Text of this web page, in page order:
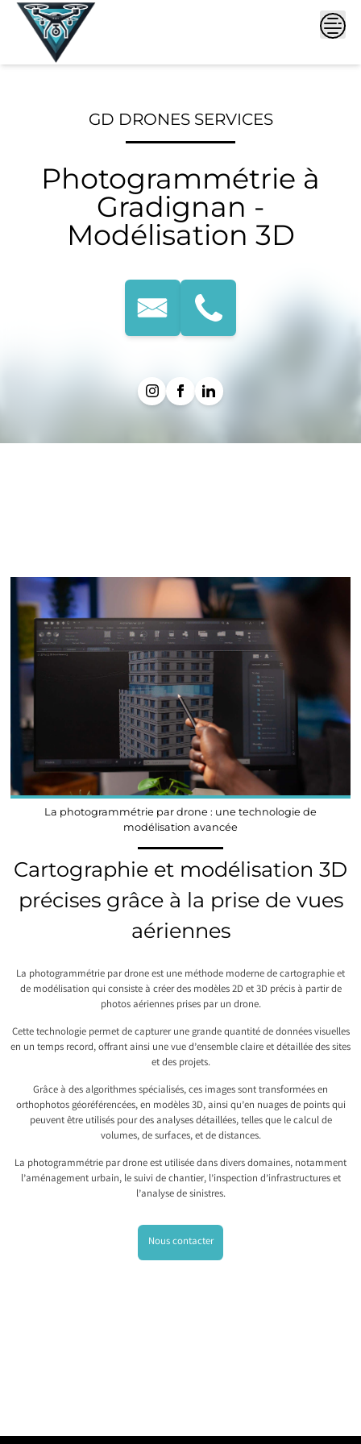
Skip
GD DRONES SERVICES
Photogrammétrie à
Gradignan -
Modélisation 3D
La photogrammétrie par drone : une technologie de
modélisation avancée
Cartographie et modélisation 3D
précises grâce à la prise de vues
aériennes
La photogrammétrie par drone est une méthode moderne de cartographie et
de modélisation qui consiste à créer des modèles 2D et 3D précis à partir de
photos aériennes prises par un drone.
Cette technologie permet de capturer une grande quantité de données visuelles
en un temps record, offrant ainsi une vue d’ensemble claire et détaillée des sites
et des projets.
Grâce à des algorithmes spécialisés, ces images sont transformées en
orthophotos géoréférencées, en modèles 3D, ainsi qu’en nuages de points qui
peuvent être utilisés pour des analyses détaillées, telles que le calcul de
volumes, de surfaces, et de distances.
La photogrammétrie par drone est utilisée dans divers domaines, notamment
l’aménagement urbain, le suivi de chantier, l’inspection d’infrastructures et
l’analyse de sinistres.
Nous contacter